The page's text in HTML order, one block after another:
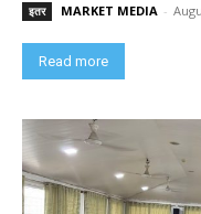
इतर MARKET MEDIA -
Read more